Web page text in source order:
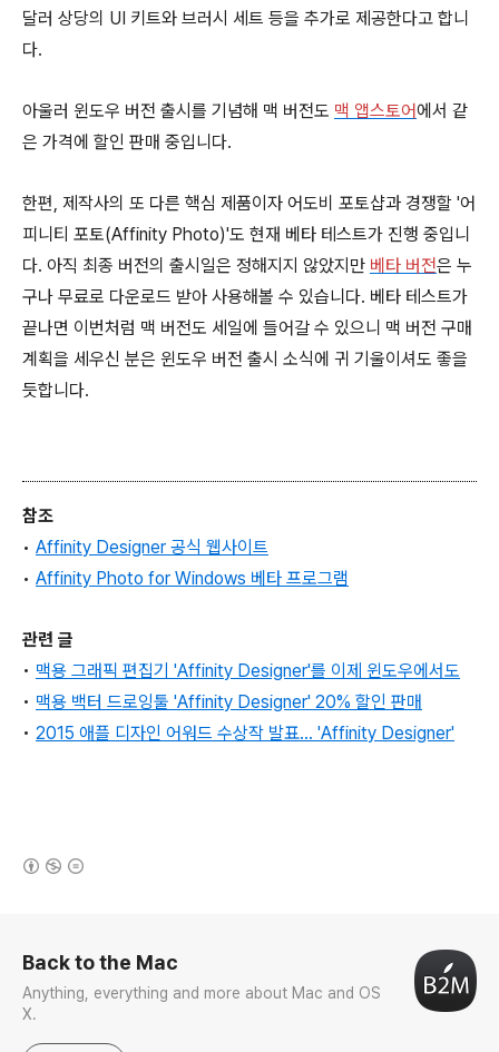
달러 상당의 UI 키트와 브러시 세트 등을 추가로 제공한다고 합니
다.
아울러 윈도우 버전 출시를 기념해 맥 버전도 맥 앱스토어에서 같
은 가격에 할인 판매 중입니다.
한편, 제작사의 또 다른 핵심 제품이자 어도비 포토샵과 경쟁할 '어
피니티 포토(Affinity Photo)'도 현재 베타 테스트가 진행 중입니
다. 아직 최종 버전의 출시일은 정해지지 않았지만 베타 버전은 누
구나 무료로 다운로드 받아 사용해볼 수 있습니다. 베타 테스트가
끝나면 이번처럼 맥 버전도 세일에 들어갈 수 있으니 맥 버전 구매
계획을 세우신 분은 윈도우 버전 출시 소식에 귀 기울이셔도 좋을
듯합니다.
참조
• Affinity Designer 공식 웹사이트
• Affinity Photo for Windows 베타 프로그램
관련 글
• 맥용 그래픽 편집기 'Affinity Designer'를 이제 윈도우에서도
• 맥용 백터 드로잉툴 'Affinity Designer' 20% 할인 판매
• 2015 애플 디자인 어워드 수상작 발표... 'Affinity Designer'
Back to the Mac
Anything, everything and more about Mac and OS
X.